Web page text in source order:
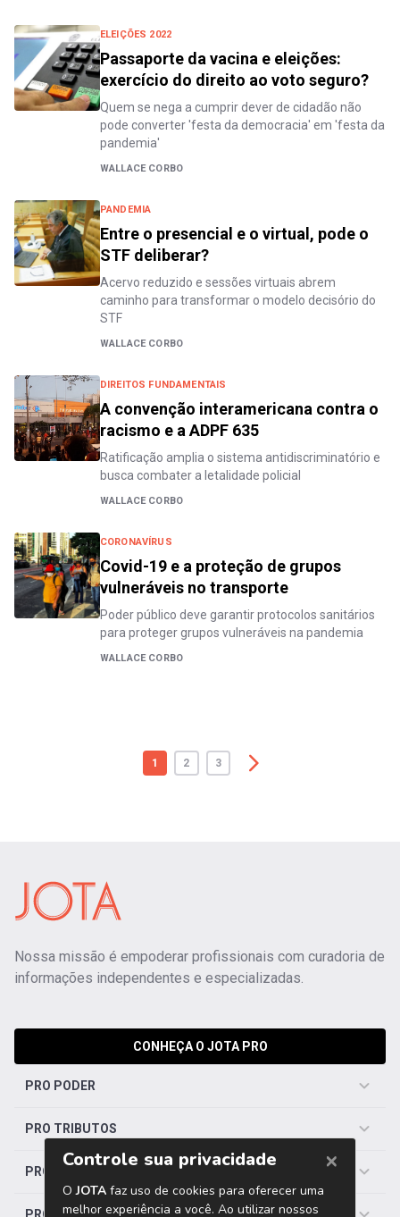
ELEIÇÕES 2022
Passaporte da vacina e eleições:
exercício do direito ao voto seguro?
Quem se nega a cumprir dever de cidadão não
pode converter 'festa da democracia' em 'festa da
pandemia'
WALLACE CORBO
PANDEMIA
Entre o presencial e o virtual, pode o
STF deliberar?
Acervo reduzido e sessões virtuais abrem
caminho para transformar o modelo decisório do
STF
WALLACE CORBO
DIREITOS FUNDAMENTAIS
A convenção interamericana contra o
racismo e a ADPF 635
Ratificação amplia o sistema antidiscriminatório e
busca combater a letalidade policial
WALLACE CORBO
CORONAVÍRUS
Covid-19 e a proteção de grupos
vulneráveis no transporte
Poder público deve garantir protocolos sanitários
para proteger grupos vulneráveis na pandemia
WALLACE CORBO
1 2 3
Nossa missão é empoderar profissionais com curadoria de
informações independentes e especializadas.
CONHEÇA O JOTA PRO
PRO PODER
PRO TRIBUTOS
PRO TRABALHISTA